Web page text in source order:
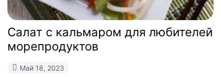
Салат с кальмаром для любителей
морепродуктов
Май 18, 2023